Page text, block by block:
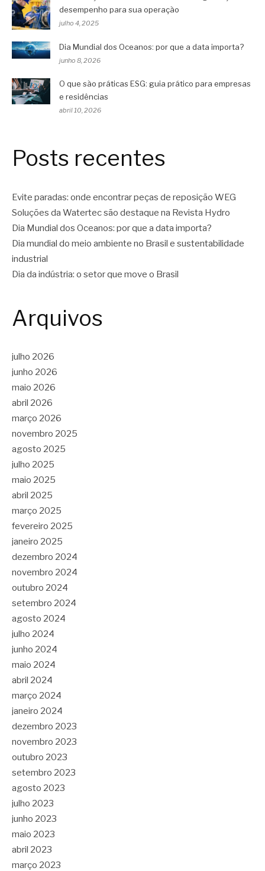
desempenho para sua operação
julho 4, 2025
Dia Mundial dos Oceanos: por que a data importa?
junho 8, 2026
O que são práticas ESG: guia prático para empresas
e residências
abril 10, 2026
Posts recentes
Evite paradas: onde encontrar peças de reposição WEG
Soluções da Watertec são destaque na Revista Hydro
Dia Mundial dos Oceanos: por que a data importa?
Dia mundial do meio ambiente no Brasil e sustentabilidade
industrial
Dia da indústria: o setor que move o Brasil
Arquivos
julho 2026
junho 2026
maio 2026
abril 2026
março 2026
novembro 2025
agosto 2025
julho 2025
maio 2025
abril 2025
março 2025
fevereiro 2025
janeiro 2025
dezembro 2024
novembro 2024
outubro 2024
setembro 2024
agosto 2024
julho 2024
junho 2024
maio 2024
abril 2024
março 2024
janeiro 2024
dezembro 2023
novembro 2023
outubro 2023
setembro 2023
agosto 2023
julho 2023
junho 2023
maio 2023
abril 2023
março 2023